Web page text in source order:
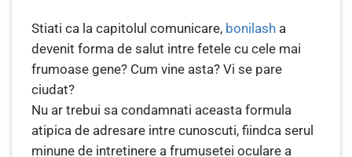
Stiati ca la capitolul comunicare, bonilash a
devenit forma de salut intre fetele cu cele mai
frumoase gene? Cum vine asta? Vi se pare
ciudat?
Nu ar trebui sa condamnati aceasta formula
atipica de adresare intre cunoscuti, fiindca serul
minune de intretinere a frumusetei oculare a